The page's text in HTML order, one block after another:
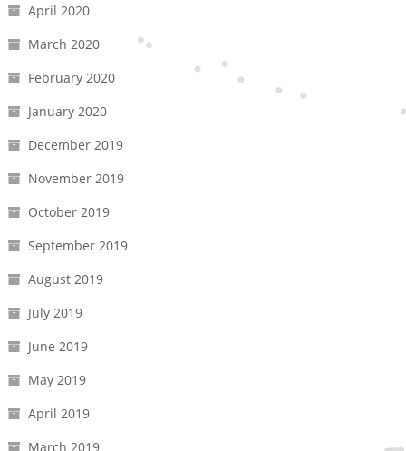
April 2020
March 2020
February 2020
January 2020
December 2019
November 2019
October 2019
September 2019
August 2019
July 2019
June 2019
May 2019
April 2019
March 2019